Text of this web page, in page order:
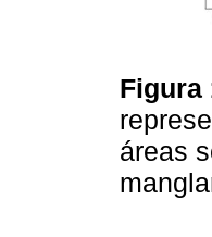
Figura
áreas